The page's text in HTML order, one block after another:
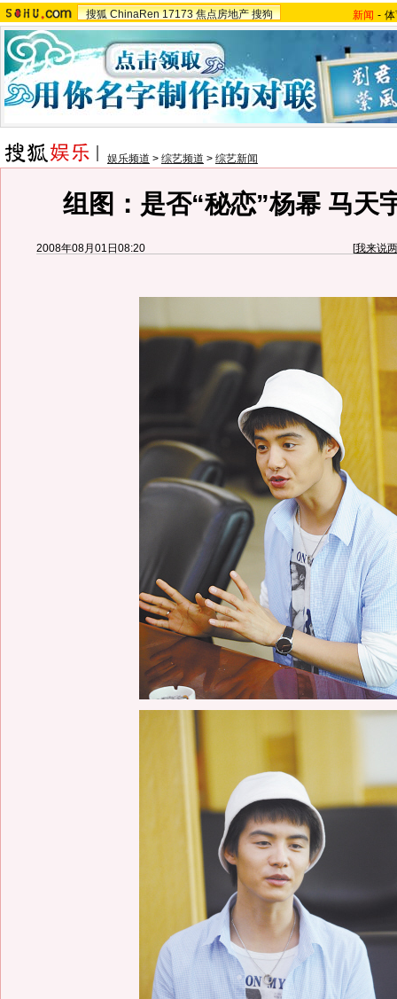
搜狐 ChinaRen 17173 焦点房地产 搜狗 新闻 -
娱乐频道 > 综艺频道 > 综艺新闻
组图：是否“秘恋”杨幂 马天
2008年08月01日08:20 [我来说